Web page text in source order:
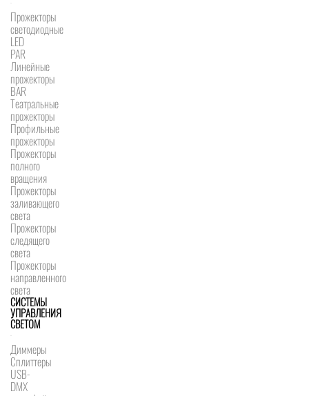
Прожекторы
светодиодные
LED
PAR
Линейные
прожекторы
BAR
Театральные
прожекторы
Профильные
прожекторы
Прожекторы
полного
вращения
Прожекторы
заливающего
света
Прожекторы
следящего
света
Прожекторы
направленного
света
СИСТЕМЫ
УПРАВЛЕНИЯ
СВЕТОМ
Диммеры
Сплиттеры
USB-
DMX